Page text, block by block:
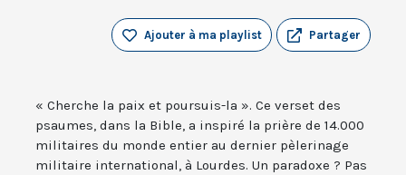
Partager
Ajouter à ma playlist
« Cherche la paix et poursuis-la ». Ce verset des
psaumes, dans la Bible, a inspiré la prière de 14.000
militaires du monde entier au dernier pèlerinage
militaire international, à Lourdes. Un paradoxe ? Pas